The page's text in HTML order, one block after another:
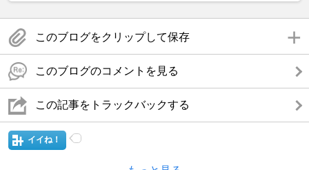
このブログをクリップして保存
このブログのコメントを見る
この記事をトラックバックする
イイね！